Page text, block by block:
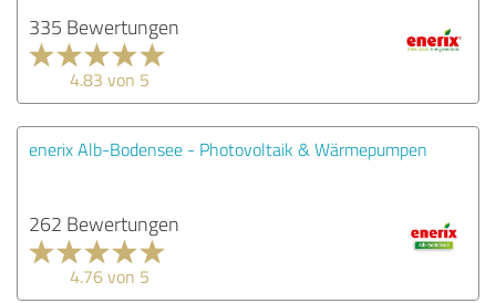
335 Bewertungen
4.83 von 5
enerix Alb-Bodensee - Photovoltaik & Wärmepumpen
262 Bewertungen
4.76 von 5